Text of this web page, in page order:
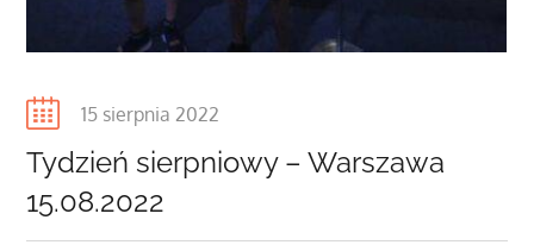
Posted
15 sierpnia 2022
Tydzień sierpniowy – Warszawa
15.08.2022